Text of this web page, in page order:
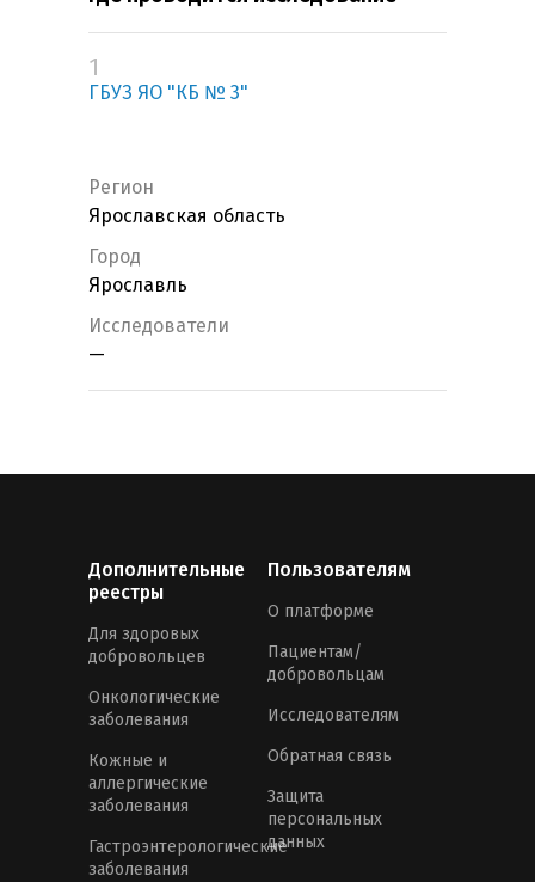
1
ГБУЗ ЯО "КБ № 3"
Регион
Ярославская область
Город
Ярославль
Исследователи
—
Дополнительные
реестры
Для здоровых
добровольцев
Онкологические
заболевания
Кожные и
аллергические
заболевания
Гастроэнтерологические
заболевания
Пользователям
О платформе
Пациентам/
добровольцам
Исследователям
Обратная связь
Защита
персональных
данных